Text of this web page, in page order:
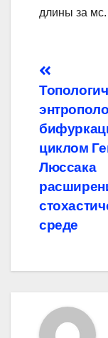
длины за мс.
по
циклом
Люссака
среде